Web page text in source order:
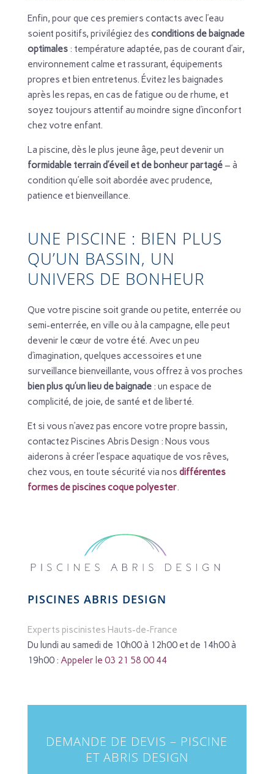
Enfin, pour que ces premiers contacts avec l’eau
soient positifs, privilégiez des conditions de baignade
optimales: température adaptée, pas de courant d’air,
environnement calme et rassurant, équipements
propres et bien entretenus. Évitez les baignades
après les repas, en cas de fatigue ou de rhume, et
soyez toujours attentif au moindre signe d’inconfort
chez votre enfant.
La piscine, dès le plus jeune âge, peut devenir un
formidable terrain d’éveil et de bonheur partagé– à
condition qu’elle soit abordée avec prudence,
patience et bienveillance.
UNE PISCINE : BIEN PLUS
QU’UN BASSIN, UN
UNIVERS DE BONHEUR
Que votre piscine soit grande ou petite, enterrée ou
semi-enterrée, en ville ou à la campagne, elle peut
devenir le cœur de votre été. Avec un peu
d’imagination, quelques accessoires et une
surveillance bienveillante, vous offrez à vos proches
bien plus qu’un lieu de baignade: un espace de
complicité, de joie, de santé et de liberté.
Et si vous n’avez pas encore votre propre bassin,
contactez Piscines Abris Design : Nous vous
aiderons à créer l’espace aquatique de vos rêves,
chez vous, en toute sécurité via nos différentes
formes de piscines coque polyester.
PISCINES ABRIS DESIGN
Experts piscinistes Hauts-de-France
Du lundi au samedi de 10h00 à 12h00 et de 14h00 à
19h00 : Appeler le 03 21 58 00 44
DEMANDE DE DEVIS – PISCINE
ET ABRIS DESIGN